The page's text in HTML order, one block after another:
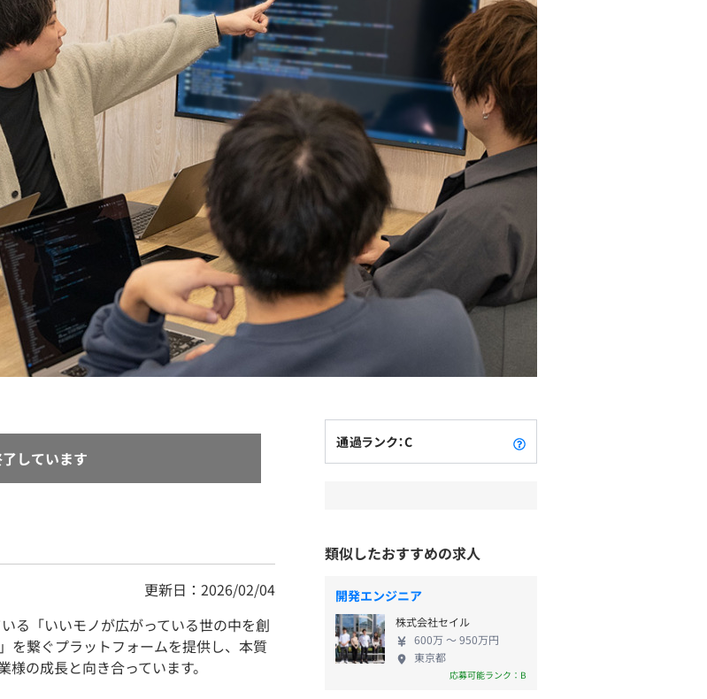
しています
更新日：2026/02/04
る「いいモノが広がっている世の中を創
を繋ぐプラットフォームを提供し、本質
の成長と向き合っています。
通過ランク：C
類似したおすすめの求人
開発エンジニア
株式会社セイル
600万 〜 950万円
東京都
応募可能ランク：B